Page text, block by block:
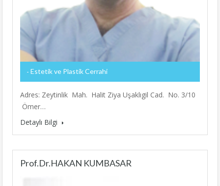
Estetik ve Plastik Cerrahi
Adres: Zeytinlik Mah. Halit Ziya Uşaklıgil Cad. No. 3/10
Ömer…
Detaylı Bilgi
Prof.Dr.HAKAN KUMBASAR